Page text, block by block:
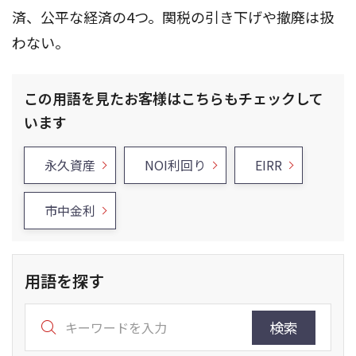
済、公平な経済の4つ。関税の引き下げや撤廃は扱
わない。
この用語を見たお客様はこちらもチェックして
います
永久資産 NOI利回り EIRR
市中金利
用語を探す
検索